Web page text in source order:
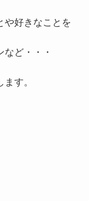
や好きなことを
ど・・・
す。